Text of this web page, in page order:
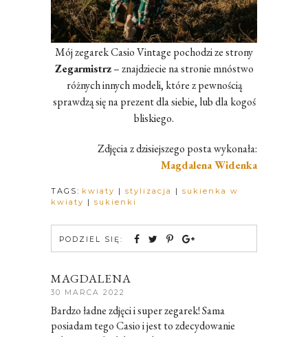
Mój zegarek Casio Vintage pochodzi ze strony
Zegarmistrz– znajdziecie na stronie mnóstwo
różnych innych modeli, które z pewnością
sprawdzą się na prezent dla siebie, lub dla kogoś
bliskiego.
Zdjęcia z dzisiejszego posta wykonała:
Magdalena Widenka
TAGS: kwiaty | stylizacja | sukienka w
kwiaty | sukienki
PODZIEL SIĘ:
MAGDALENA
30 MARCA 2022
Bardzo ładne zdjęci i super zegarek! Sama
posiadam tego Casio i jest to zdecydowanie